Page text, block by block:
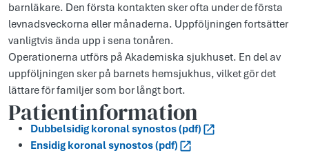
barnläkare. Den första kontakten sker ofta under de första
levnadsveckorna eller månaderna. Uppföljningen fortsätter
vanligtvis ända upp i sena tonåren.
Operationerna utförs på Akademiska sjukhuset. En del av
uppföljningen sker på barnets hemsjukhus, vilket gör det
lättare för familjer som bor långt bort.
Patientinformation
Dubbelsidig koronal synostos (pdf)
Ensidig koronal synostos (pdf)